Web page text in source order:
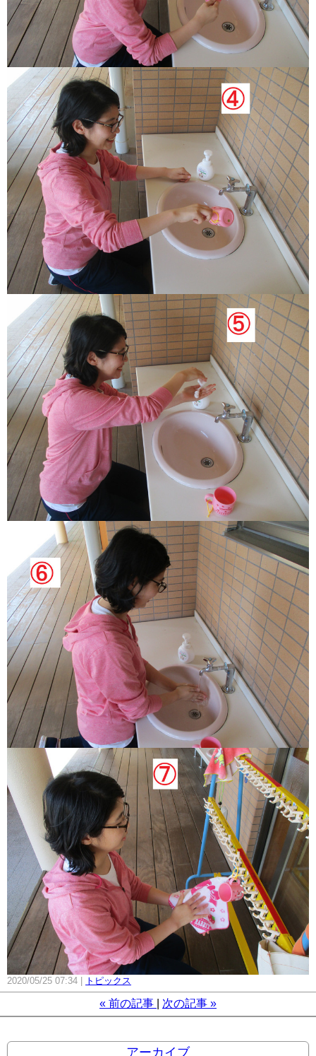
2020/05/25 07:34 トピックス
« 前の記事 次の記事 »
アーカイブ